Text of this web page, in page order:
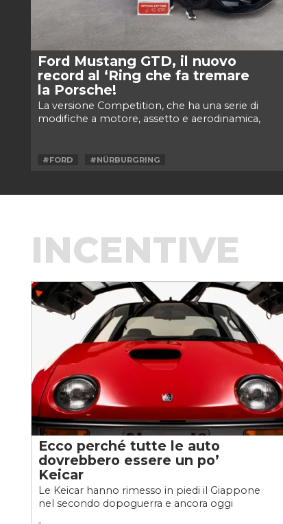
Ford Mustang GTD, il nuovo
record al ‘Ring che fa tremare
la Porsche!
La versione Competition, che ha una serie di
modifiche a motore, assetto e aerodinamica,
#FORD #NÜRBURGRING
INCENTIVE
Ecco perché tutte le auto
dovrebbero essere un po’
Keicar
Le Keicar hanno rimesso in piedi il Giappone
nel secondo dopoguerra e ancora oggi